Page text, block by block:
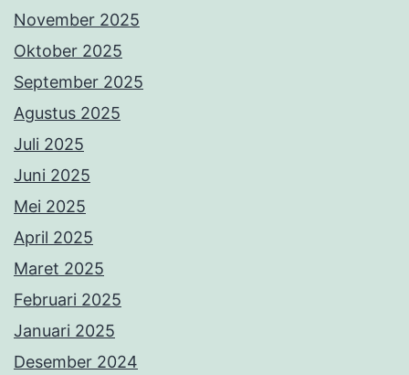
November 2025
Oktober 2025
September 2025
Agustus 2025
Juli 2025
Juni 2025
Mei 2025
April 2025
Maret 2025
Februari 2025
Januari 2025
Desember 2024